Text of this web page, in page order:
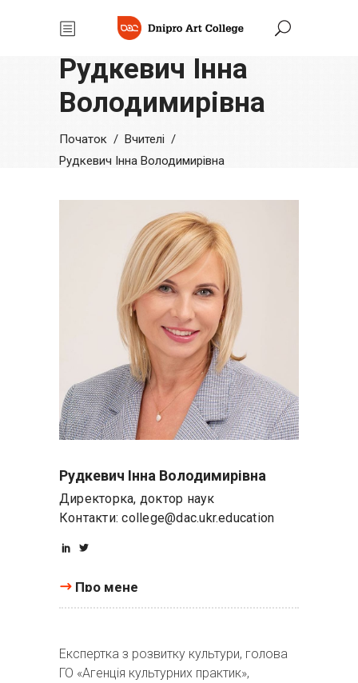
Рудкевич Інна
Володимирівна
Початок / Вчителi /
Рудкевич Інна Володимирівна
Рудкевич Інна Володимирівна
Директорка, доктор наук
Контакти:college@dac.ukr.education
Про мене
Експертка з розвитку культури, голова
ГО «Агенція культурних практик»,